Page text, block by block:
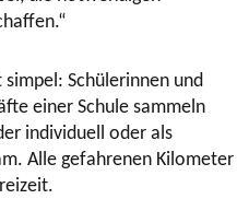
simpel: Schülerinnen und
einer Schule sammeln
individuell oder als
Alle gefahrenen Kilometer